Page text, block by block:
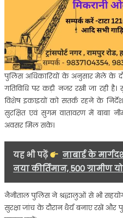
पुलिस अधिकारियों के अनुसार मेले के
गतिविधि पर कड़ी नजर रखी जा रही
विशेष इकाइयों को सतर्क रहने के
सुरक्षित एवं सुगम वातावरण में बाबा
अवसर मिल सके।
यह भी पढ़ें
नाबार्ड के
नया कीर्तिमान, 500 ग्रामीण
नैनीताल पुलिस ने श्रद्धालुओं से भी
सुरक्षा जांच के दौरान धैर्य बनाए रखें और